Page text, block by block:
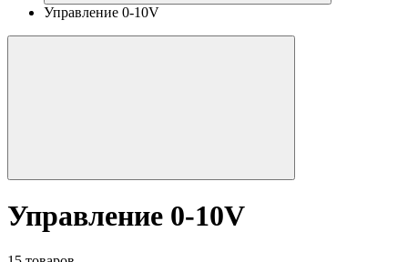
Управление 0-10V
Управление 0-10V